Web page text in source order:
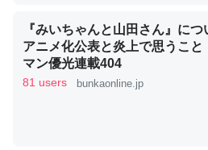
論文では「淡水はカルシウムも酸
利だから両方が拮抗してるのでは
いる鋏角類（カブトガニ・ウミグ
ずキチンを強化してる筈だが、酵
─ニュース :: 【研究発表】昆虫学の大問
『みいちゃんと山田さん』につ
アニメ化公表と炎上で思うこと
マン優光連載404
81 users bunkaonline.jp